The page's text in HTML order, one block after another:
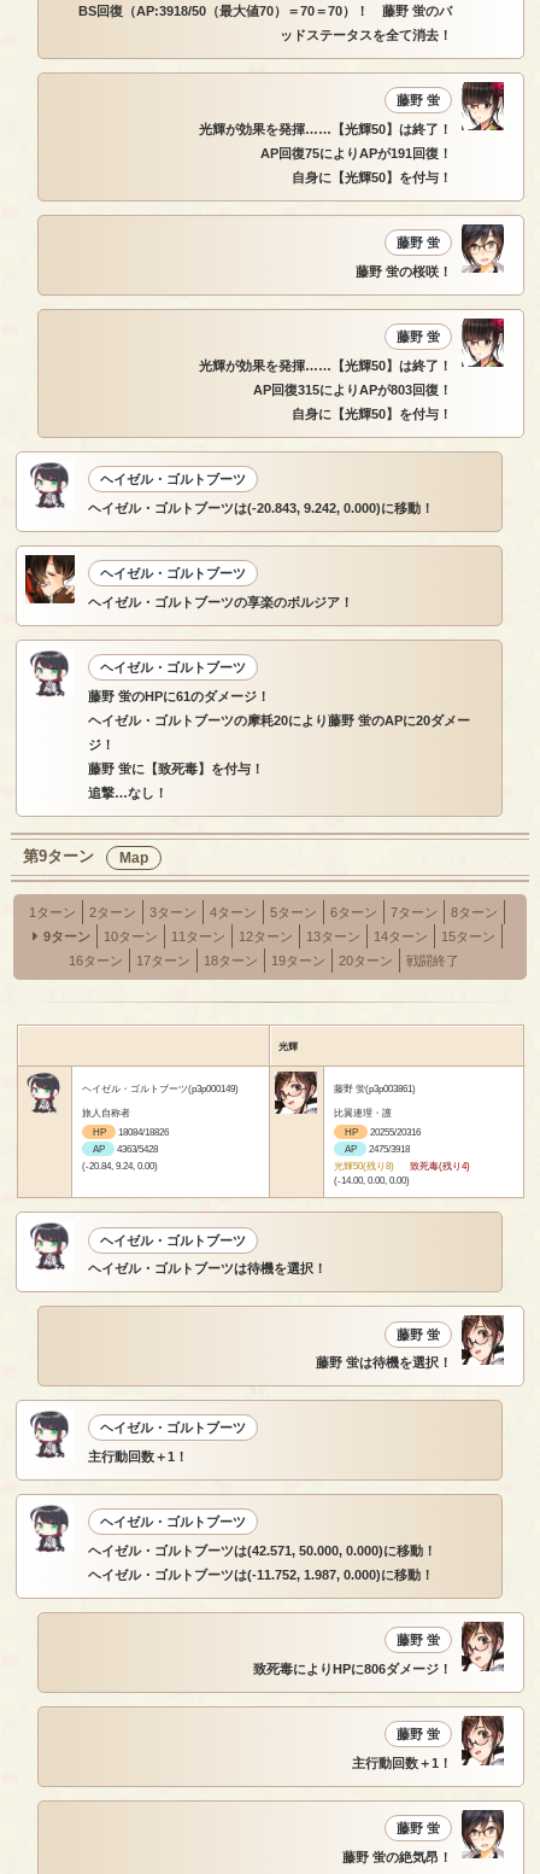
BS回復（AP:3918/50（最大値70）＝70＝70）！ 藤野 蛍のバ
ッドステータスを全て消去！
藤野 蛍
光輝が効果を発揮……【光輝50】は終了！
AP回復75によりAPが191回復！
自身に【光輝50】を付与！
藤野 蛍
藤野 蛍の桜咲！
藤野 蛍
光輝が効果を発揮……【光輝50】は終了！
AP回復315によりAPが803回復！
自身に【光輝50】を付与！
ヘイゼル・ゴルトブーツ
ヘイゼル・ゴルトブーツは(-20.843, 9.242, 0.000)に移動！
ヘイゼル・ゴルトブーツ
ヘイゼル・ゴルトブーツの享楽のボルジア！
ヘイゼル・ゴルトブーツ
藤野 蛍のHPに61のダメージ！
ヘイゼル・ゴルトブーツの摩耗20により藤野 蛍のAPに20ダメー
ジ！
藤野 蛍に【致死毒】を付与！
追撃…なし！
第9ターン Map
1ターン 2ターン 3ターン 4ターン 5ターン 6ターン 7ターン
8ターン
9ターン
10ターン 11ターン 12ターン 13ターン 14ターン
15ターン
16ターン
17ターン 18ターン 19ターン 20ターン 戦闘終了
光輝
ヘイゼル・ゴルトブーツ(p3p000149)
旅人自称者
HP
18084/18826
AP
4363/5428
(-20.84, 9.24, 0.00)
藤野 蛍(p3p003861)
比翼連理・護
HP
20255/20316
AP
2475/3918
光輝50(残り8)
致死毒(残り4)
(-14.00, 0.00, 0.00)
ヘイゼル・ゴルトブーツ
ヘイゼル・ゴルトブーツは待機を選択！
藤野 蛍
藤野 蛍は待機を選択！
ヘイゼル・ゴルトブーツ
主行動回数＋1！
ヘイゼル・ゴルトブーツ
ヘイゼル・ゴルトブーツは(42.571, 50.000, 0.000)に移動！
ヘイゼル・ゴルトブーツは(-11.752, 1.987, 0.000)に移動！
藤野 蛍
致死毒によりHPに806ダメージ！
藤野 蛍
主行動回数＋1！
藤野 蛍
藤野 蛍の絶気昂！